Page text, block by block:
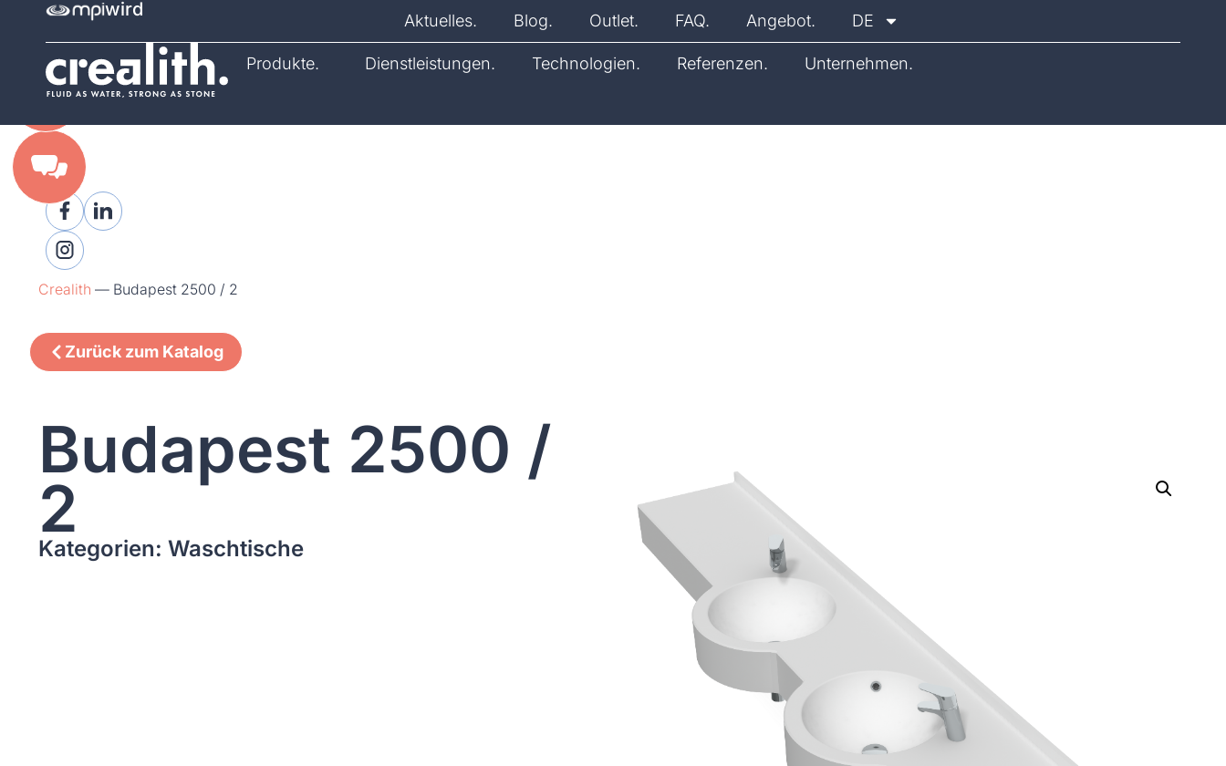
wird
Aktuelles. Blog. Outlet. FAQ. Angebot. DE
Produkte. Dienstleistungen. Technologien. Referenzen. Unternehmen.
Katalog.
Crealith — Budapest 2500 / 2
Zurück zum Katalog
Budapest 2500 /
2
Kategorien: Waschtische